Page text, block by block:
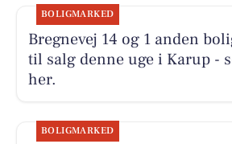
BOLIGMARKED
Bregnevej 14 og 1 anden
til salg denne uge i Karup -
her.
BOLIGMARKED